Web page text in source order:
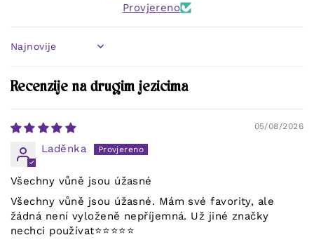
Provjereno
Sort by
Recenzije na drugim jezicima
05/08/2026
Laděnka
Všechny vůně jsou úžasné
Všechny vůně jsou úžasné. Mám své favority, ale
žádná není vyloženě nepříjemná. Už jiné značky
nechci používat⭐️⭐️⭐️⭐️⭐️